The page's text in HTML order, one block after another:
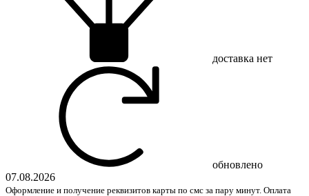
доставка нет
обновлено
07.08.2026
Оформление и получение реквизитов карты по смс за пару минут. Оплата